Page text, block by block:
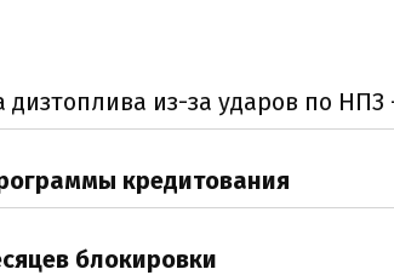
дизтоплива из-за ударов по
кредитования
блокировки